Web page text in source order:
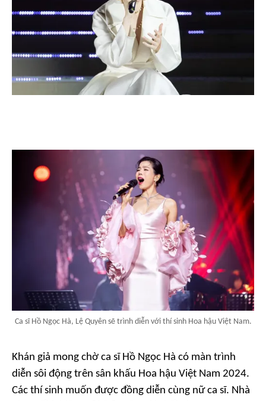
Ca sĩ Hồ Ngọc Hà, Lệ Quyên sẽ trình diễn với thí sinh Hoa hậu Việt Nam.
Khán giả mong chờ ca sĩ Hồ Ngọc Hà có màn trình
diễn sôi động trên sân khấu Hoa hậu Việt Nam 2024.
Các thí sinh muốn được đồng diễn cùng nữ ca sĩ. Nhà